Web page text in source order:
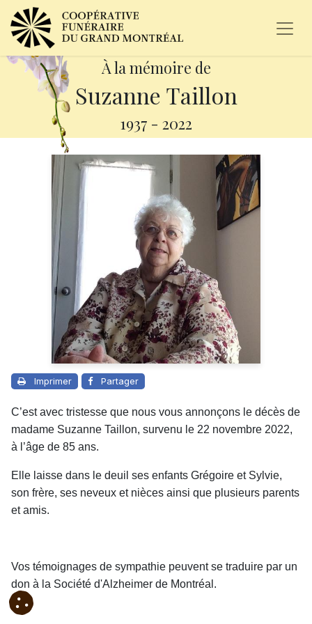
À la mémoire de
Suzanne Taillon
1937 - 2022
Imprimer Partager
C’est avec tristesse que nous vous annonçons le décès de
madame Suzanne Taillon, survenu le 22 novembre 2022,
à l’âge de 85 ans.
Elle laisse dans le deuil ses enfants Grégoire et Sylvie,
son frère, ses neveux et nièces ainsi que plusieurs parents
et amis.
Vos témoignages de sympathie peuvent se traduire par un
don à la Société d'Alzheimer de Montréal.